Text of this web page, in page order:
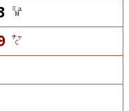
ミュ
M
チャ
C